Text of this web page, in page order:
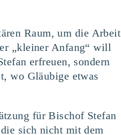
Raum, um die Arbeit
„klei­ner Anfang“ will
erfreu­en, son­dern
wo Gläu­bi­ge etwas
für Bischof Ste­fan
sich nicht mit dem